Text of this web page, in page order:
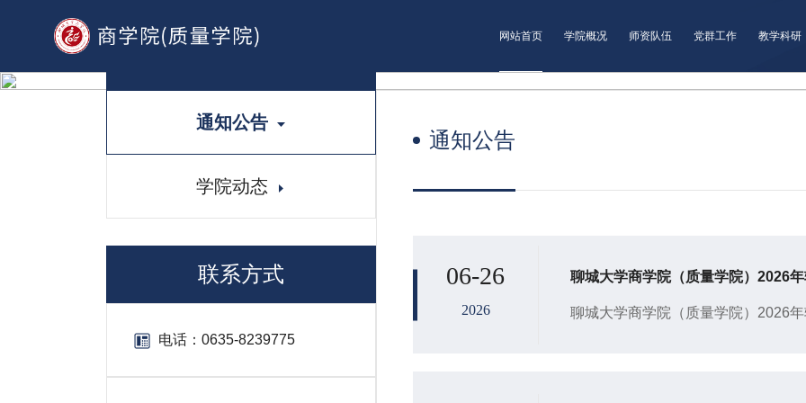
网站首页 学院概况 师资队伍 党群工作 教学科研
资讯中心
通知公告
学院动态
联系方式
电话： 0635-8239775
通知公告
06-26
2026
聊城大学商学院（质量学院）2026
聊城大学商学院（质量学院）2026